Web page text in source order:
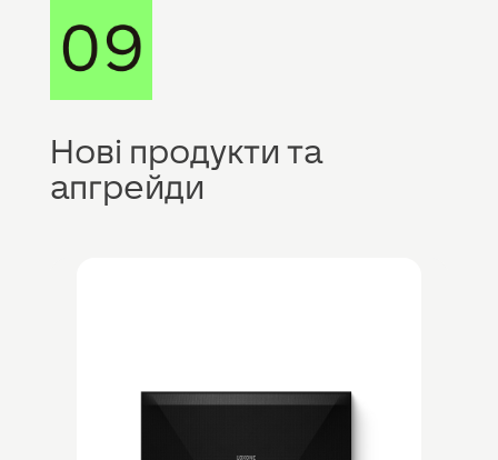
Нові продукти та
апгрейди